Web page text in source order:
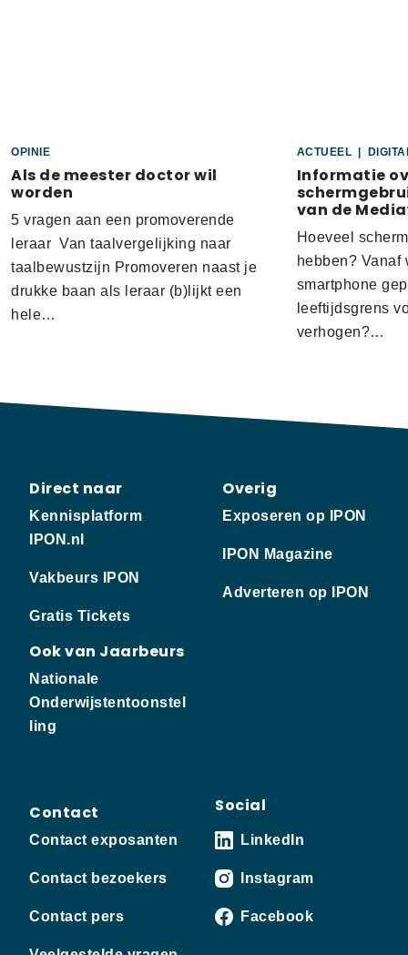
OPINIE
Als de meester doctor wil
worden
5 vragen aan een promoverende
leraar Van taalvergelijking naar
taalbewustzijn Promoveren naast je
drukke baan als leraar (b)lijkt een
hele…
ACTUEEL
Informatie
van de
Hoeveel
hebben?
smartphone
leeftijdsgrens
verhogen?…
Direct naar
Kennisplatform
IPON.nl
Vakbeurs IPON
Gratis Tickets
Ook van Jaarbeurs
Nationale
Onderwijstentoonstel
ling
Overig
Exposeren op IPON
IPON Magazine
Adverteren op IPON
Contact
Contact exposanten
Contact bezoekers
Contact pers
Social
LinkedIn
Instagram
Facebook